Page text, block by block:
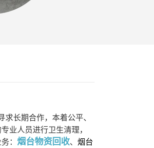
长期合作，本着公平、
业人员进行卫生清理，
： 烟台物资回收、 烟台